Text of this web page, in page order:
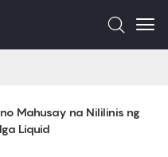
Mahusay na Nililinis ng
Liquid